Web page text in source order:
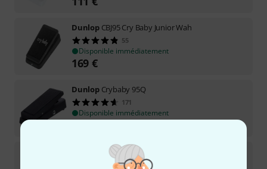
Dunlop CBJ95 Cry Baby Junior Wah
55
Disponible immédiatement
169 €
Dunlop Crybaby 95Q
171
Disponible immédiatement
JTC95 Justin Chancellor Wah
16